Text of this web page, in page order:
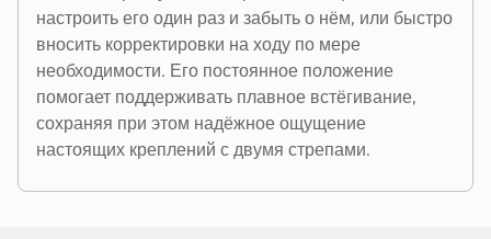
настроить его один раз и забыть о нём, или быстро
вносить корректировки на ходу по мере
необходимости. Его постоянное положение
помогает поддерживать плавное встёгивание,
сохраняя при этом надёжное ощущение
настоящих креплений с двумя стрепами.